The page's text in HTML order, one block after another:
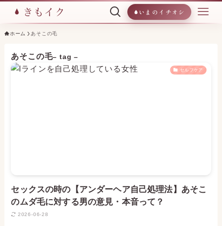
いまのイチオシ
ホーム あそこの毛
あそこの毛– tag –
セルフケア
セックスの時の【アンダーヘア自己処理法】あそこ
のムダ毛に対する男の意見・本音って？
2026-06-28